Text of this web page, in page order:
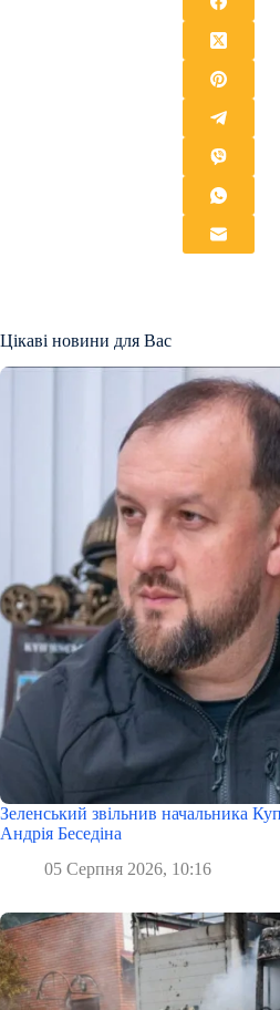
Цікаві новини для Вас
Зеленський звільнив начальника
Андрія Беседіна
05 Серпня 2026, 10:16